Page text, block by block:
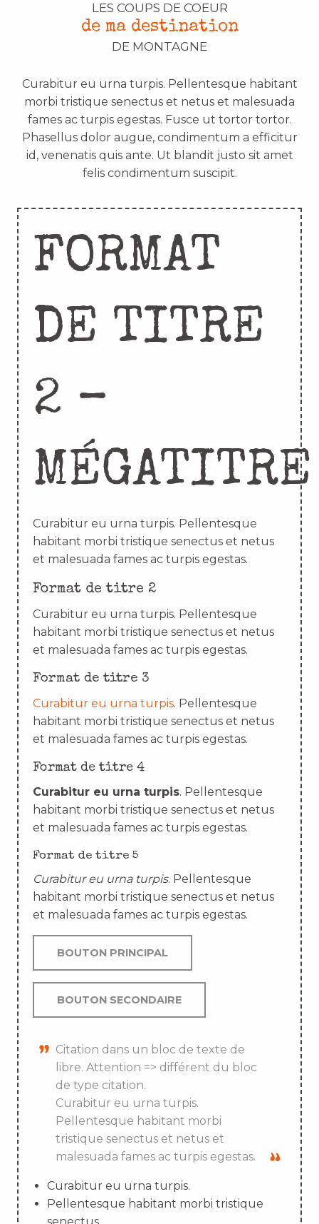
LES COUPS DE COEUR
de ma destination
DE MONTAGNE
Curabitur eu urna turpis. Pellentesque habitant
morbi tristique senectus et netus et malesuada
fames ac turpis egestas. Fusce ut tortor tortor.
Phasellus dolor augue, condimentum a efficitur
id, venenatis quis ante. Ut blandit justo sit amet
felis condimentum suscipit.
FORMAT
DE TITRE
2 –
MÉGATITRE
Curabitur eu urna turpis. Pellentesque
habitant morbi tristique senectus et netus
et malesuada fames ac turpis egestas.
Format de titre 2
Curabitur eu urna turpis. Pellentesque
habitant morbi tristique senectus et netus
et malesuada fames ac turpis egestas.
Format de titre 3
Curabitur eu urna turpis. Pellentesque
habitant morbi tristique senectus et netus
et malesuada fames ac turpis egestas.
Format de titre 4
Curabitur eu urna turpis. Pellentesque
habitant morbi tristique senectus et netus
et malesuada fames ac turpis egestas.
Format de titre 5
Curabitur eu urna turpis. Pellentesque
habitant morbi tristique senectus et netus
et malesuada fames ac turpis egestas.
BOUTON PRINCIPAL
BOUTON SECONDAIRE
Citation dans un bloc de texte de
libre. Attention => différent du bloc
de type citation.
Curabitur eu urna turpis.
Pellentesque habitant morbi
tristique senectus et netus et
malesuada fames ac turpis egestas.
Curabitur eu urna turpis.
Pellentesque habitant morbi tristique